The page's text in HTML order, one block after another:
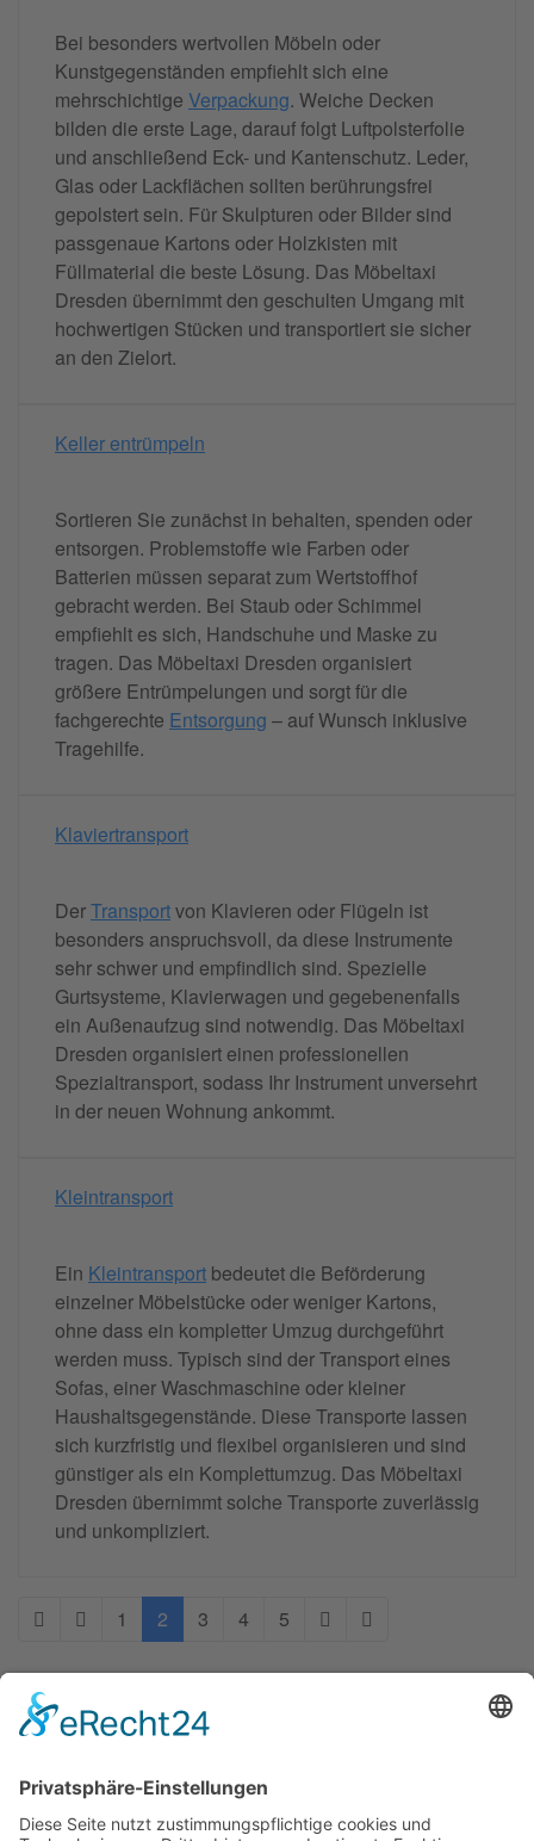
Bei besonders wertvollen Möbeln oder
Kunstgegenständen empfiehlt sich eine
mehrschichtige Verpackung. Weiche Decken
bilden die erste Lage, darauf folgt Luftpolsterfolie
und anschließend Eck- und Kantenschutz. Leder,
Glas oder Lackflächen sollten berührungsfrei
gepolstert sein. Für Skulpturen oder Bilder sind
passgenaue Kartons oder Holzkisten mit
Füllmaterial die beste Lösung. Das Möbeltaxi
Dresden übernimmt den geschulten Umgang mit
hochwertigen Stücken und transportiert sie sicher
an den Zielort.
Keller entrümpeln
Sortieren Sie zunächst in behalten, spenden oder
entsorgen. Problemstoffe wie Farben oder
Batterien müssen separat zum Wertstoffhof
gebracht werden. Bei Staub oder Schimmel
empfiehlt es sich, Handschuhe und Maske zu
tragen. Das Möbeltaxi Dresden organisiert
größere Entrümpelungen und sorgt für die
fachgerechte Entsorgung – auf Wunsch inklusive
Tragehilfe.
Klaviertransport
DerTransportvon Klavieren oder Flügeln ist
besonders anspruchsvoll, da diese Instrumente
sehr schwer und empfindlich sind. Spezielle
Gurtsysteme, Klavierwagen und gegebenenfalls
ein Außenaufzug sind notwendig. Das Möbeltaxi
Dresden organisiert einen professionellen
Spezialtransport, sodass Ihr Instrument unversehrt
in der neuen Wohnung ankommt.
Kleintransport
Ein Kleintransport bedeutet die Beförderung
einzelner Möbelstücke oder weniger Kartons,
ohne dass ein kompletter Umzug durchgeführt
werden muss. Typisch sind der Transport eines
Sofas, einer Waschmaschine oder kleiner
Haushaltsgegenstände. Diese Transporte lassen
sich kurzfristig und flexibel organisieren und sind
günstiger als ein Komplettumzug. Das Möbeltaxi
Dresden übernimmt solche Transporte zuverlässig
und unkompliziert.
1 2 3 4 5
Moebeltaxi-Dresden auch in Ihrer Nähe...
Loschwitz - Neustadt - Pieschen - Plauen - Prohlis